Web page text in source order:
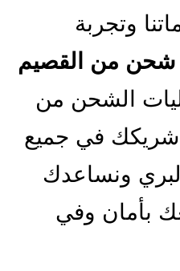
وتجربة
من القصيم
الشحن من
شريكك في جميع
ونساعدك
بأمان وفي